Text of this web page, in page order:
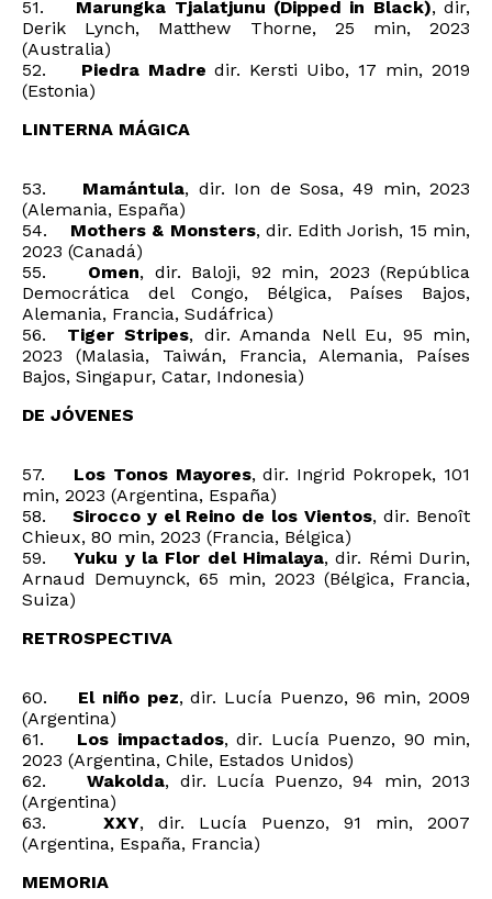
51. Marungka Tjalatjunu (Dipped in Black), dir,
Derik Lynch, Matthew Thorne, 25 min, 2023
(Australia)
52. Piedra Madre dir. Kersti Uibo, 17 min, 2019
(Estonia)
LINTERNA MÁGICA
53. Mamántula, dir. Ion de Sosa, 49 min, 2023
(Alemania, España)
54. Mothers & Monsters, dir. Edith Jorish, 15 min,
2023 (Canadá)
55. Omen, dir. Baloji, 92 min, 2023 (República
Democrática del Congo, Bélgica, Países Bajos,
Alemania, Francia, Sudáfrica)
56. Tiger Stripes, dir. Amanda Nell Eu, 95 min,
2023 (Malasia, Taiwán, Francia, Alemania, Países
Bajos, Singapur, Catar, Indonesia)
DE JÓVENES
57. Los Tonos Mayores, dir. Ingrid Pokropek, 101
min, 2023 (Argentina, España)
58. Sirocco y el Reino de los Vientos, dir. Benoît
Chieux, 80 min, 2023 (Francia, Bélgica)
59.Yuku y la Flor del Himalaya, dir. Rémi Durin,
Arnaud Demuynck, 65 min, 2023 (Bélgica, Francia,
Suiza)
RETROSPECTIVA
60. El niño pez, dir. Lucía Puenzo, 96 min, 2009
(Argentina)
61. Los impactados, dir. Lucía Puenzo, 90 min,
2023 (Argentina, Chile, Estados Unidos)
62.Wakolda, dir. Lucía Puenzo, 94 min, 2013
(Argentina)
63. XXY, dir. Lucía Puenzo, 91 min, 2007
(Argentina, España, Francia)
MEMORIA